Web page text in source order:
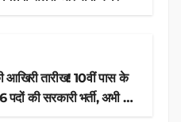
तारीख! 10वीं पास के
की सरकारी भर्ती, अभी करें